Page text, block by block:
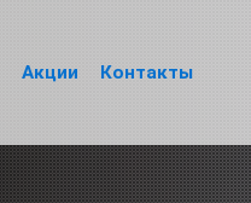
Акции Контакты